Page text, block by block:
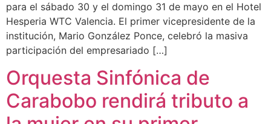
para el sábado 30 y el domingo 31 de mayo en el Hotel
Hesperia WTC Valencia. El primer vicepresidente de la
institución, Mario González Ponce, celebró la masiva
participación del empresariado […]
Orquesta Sinfónica de
Carabobo rendirá tributo a